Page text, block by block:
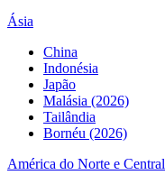
Ásia
China
Indonésia
Japão
Malásia (2026)
Tailândia
Bornéu (2026)
América do Norte e Central